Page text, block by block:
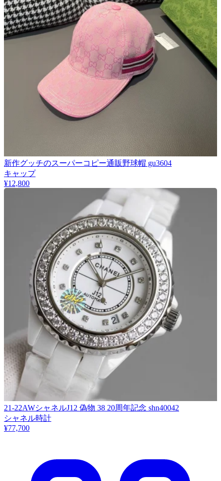
新作グッチのスーパーコピー通販野球帽 gu3604
キャップ
¥12,800
21-22AWシャネルJ12 偽物 38 20周年記念 shn40042
シャネル時計
¥77,700